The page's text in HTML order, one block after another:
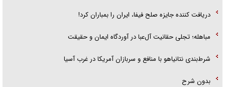
دریافت کننده جایزه صلح فیفا، ایران را بمباران کرد!
مباهله؛ تجلی حقانیت آل‌عبا در آوردگاه ایمان و حقیقت
شرط‌بندی نتانیاهو با منافع و سربازان آمریکا در غرب آسیا
بدون شرح